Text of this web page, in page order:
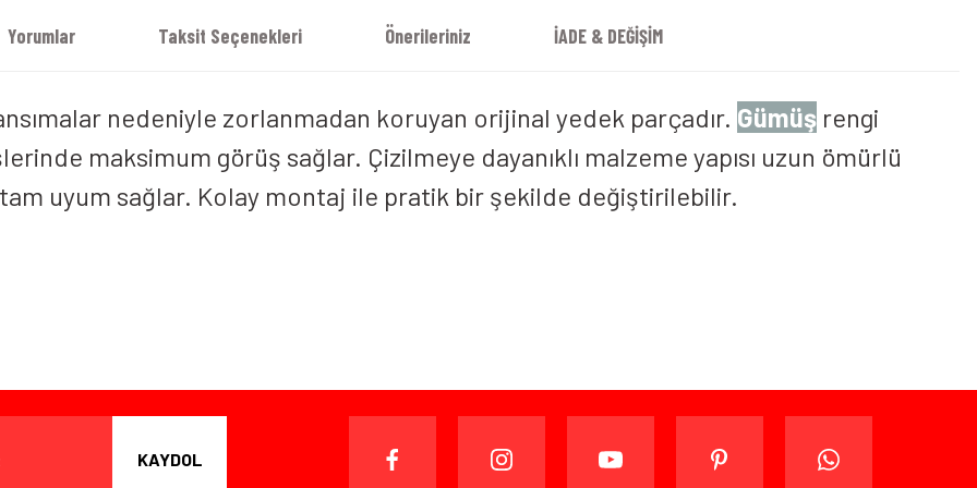
Yorumlar Taksit Seçenekleri Önerileriniz İADE & DEĞİŞİM
yansımalar nedeniyle zorlanmadan koruyan orijinal yedek parçadır. Gümüş rengi
maksimum görüş sağlar. Çizilmeye dayanıklı malzeme yapısı uzun ömürlü
uyum sağlar. Kolay montaj ile pratik bir şekilde değiştirilebilir.
içinde, kargo ücreti alıcı müşteriye ait olmak kaydıyla ürünü iade edebilir veya değiştirebilirsiniz.
KAYDOL